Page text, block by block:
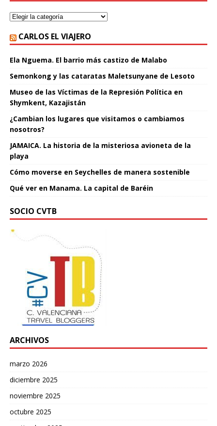
CARLOS EL VIAJERO
Ela Nguema. El barrio más castizo de Malabo
Semonkong y las cataratas Maletsunyane de Lesoto
Museo de las Víctimas de la Represión Política en
Shymkent, Kazajistán
¿Cambian los lugares que visitamos o cambiamos
nosotros?
JAMAICA. La historia de la misteriosa avioneta de la
playa
Cómo moverse en Seychelles de manera sostenible
Qué ver en Manama. La capital de Baréin
SOCIO CVTB
ARCHIVOS
marzo 2026
diciembre 2025
noviembre 2025
octubre 2025